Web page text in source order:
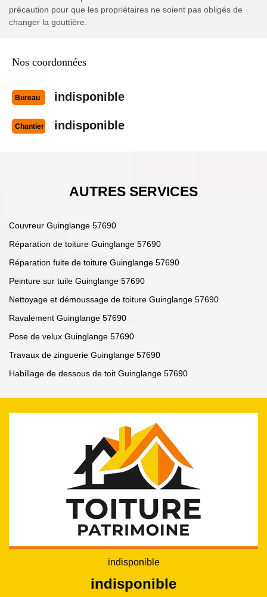
précaution pour que les propriétaires ne soient pas obligés de
changer la gouttière.
Nos coordonnées
Bureau indisponible
Chantier indisponible
AUTRES SERVICES
Couvreur Guinglange 57690
Réparation de toiture Guinglange 57690
Réparation fuite de toiture Guinglange 57690
Peinture sur tuile Guinglange 57690
Nettoyage et démoussage de toiture Guinglange 57690
Ravalement Guinglange 57690
Pose de velux Guinglange 57690
Travaux de zinguerie Guinglange 57690
Habillage de dessous de toit Guinglange 57690
indisponible
indisponible